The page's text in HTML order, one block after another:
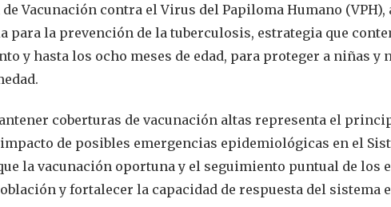
Vacunación contra el Virus del Papiloma Humano (VPH),
la prevención de la tuberculosis, estrategia que
y hasta los ocho meses de edad, para proteger a niñas y
coberturas de vacunación altas representa el
de posibles emergencias epidemiológicas en el
la vacunación oportuna y el seguimiento puntual de los
y fortalecer la capacidad de respuesta del sistema